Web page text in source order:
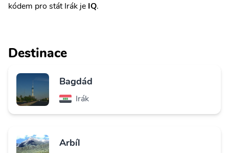
kódem pro stát Irák je IQ.
Destinace
Bagdád
Irák
Arbíl